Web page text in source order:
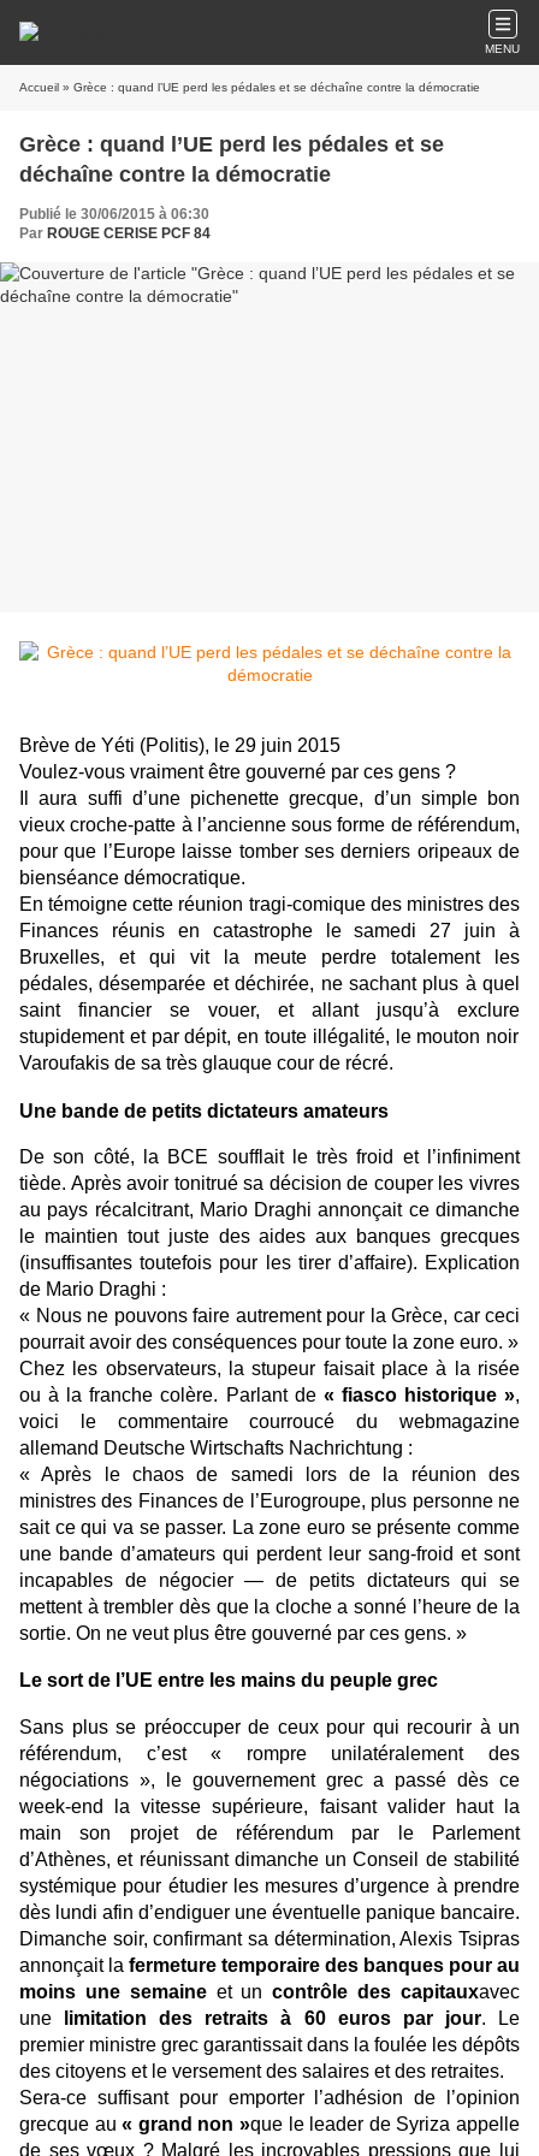
MENU
Accueil » Grèce : quand l’UE perd les pédales et se déchaîne contre la démocratie
Grèce : quand l’UE perd les pédales et se
déchaîne contre la démocratie
Publié le 30/06/2015 à 06:30
Par ROUGE CERISE PCF 84
Brève de Yéti (Politis), le 29 juin 2015
Voulez-vous vraiment être gouverné par ces gens ?
Il aura suffi d’une pichenette grecque, d’un simple bon
vieux croche-patte à l’ancienne sous forme de référendum,
pour que l’Europe laisse tomber ses derniers oripeaux de
bienséance démocratique.
En témoigne cette réunion tragi-comique des ministres des
Finances réunis en catastrophe le samedi 27 juin à
Bruxelles, et qui vit la meute perdre totalement les
pédales, désemparée et déchirée, ne sachant plus à quel
saint financier se vouer, et allant jusqu’à exclure
stupidement et par dépit, en toute illégalité, le mouton noir
Varoufakis de sa très glauque cour de récré.
Une bande de petits dictateurs amateurs
De son côté, la BCE soufflait le très froid et l’infiniment
tiède. Après avoir tonitrué sa décision de couper les vivres
au pays récalcitrant, Mario Draghi annonçait ce dimanche
le maintien tout juste des aides aux banques grecques
(insuffisantes toutefois pour les tirer d’affaire). Explication
de Mario Draghi :
« Nous ne pouvons faire autrement pour la Grèce, car ceci
pourrait avoir des conséquences pour toute la zone euro. »
Chez les observateurs, la stupeur faisait place à la risée
ou à la franche colère. Parlant de « fiasco historique »,
voici le commentaire courroucé du webmagazine
allemand Deutsche Wirtschafts Nachrichtung :
« Après le chaos de samedi lors de la réunion des
ministres des Finances de l’Eurogroupe, plus personne ne
sait ce qui va se passer. La zone euro se présente comme
une bande d’amateurs qui perdent leur sang-froid et sont
incapables de négocier — de petits dictateurs qui se
mettent à trembler dès que la cloche a sonné l’heure de la
sortie. On ne veut plus être gouverné par ces gens. »
Le sort de l’UE entre les mains du peuple grec
Sans plus se préoccuper de ceux pour qui recourir à un
référendum, c’est « rompre unilatéralement des
négociations », le gouvernement grec a passé dès ce
week-end la vitesse supérieure, faisant valider haut la
main son projet de référendum par le Parlement
d’Athènes, et réunissant dimanche un Conseil de stabilité
systémique pour étudier les mesures d’urgence à prendre
dès lundi afin d’endiguer une éventuelle panique bancaire.
Dimanche soir, confirmant sa détermination, Alexis Tsipras
annonçait la fermeture temporaire des banques pour au
moins une semaineet uncontrôle des capitauxavec
une
limitation des retraits à 60 euros par jour. Le
premier ministre grec garantissait dans la foulée les dépôts
des citoyens et le versement des salaires et des retraites.
Sera-ce suffisant pour emporter l’adhésion de l’opinion
grecque au« grand non »que le leader de Syriza appelle
de ses vœux ? Malgré les incroyables pressions que lui